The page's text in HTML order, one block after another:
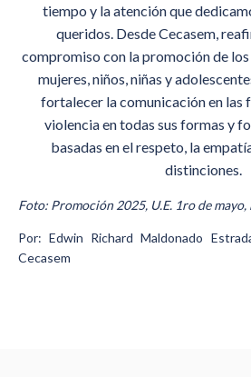
tiempo y la atención que
queridos. Desde Cecasem,
compromiso con la promoción de
mujeres, niños, niñas y
fortalecer la comunicación en las
violencia en todas sus formas y
basadas en el respeto, la
distinciones.
Foto: Promoción 2025, U.E. 1ro de
Por: Edwin Richard Maldonado
Cecasem